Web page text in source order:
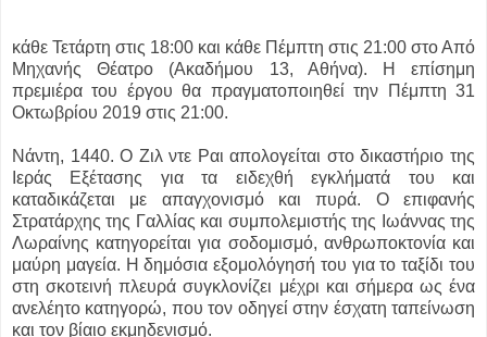
κάθε Τετάρτη στις 18:00 και κάθε Πέμπτη στις 21:00 στο Από
Μηχανής Θέατρο (Ακαδήμου 13, Αθήνα). Η επίσημη
πρεμιέρα του έργου θα πραγματοποιηθεί την Πέμπτη 31
Οκτωβρίου 2019 στις 21:00.
Νάντη, 1440. Ο Ζιλ ντε Ραι απολογείται στο δικαστήριο της
Ιεράς Εξέτασης για τα ειδεχθή εγκλήματά του και
καταδικάζεται με απαγχονισμό και πυρά. Ο επιφανής
Στρατάρχης της Γαλλίας και συμπολεμιστής της Ιωάννας της
Λωραίνης κατηγορείται για σοδομισμό, ανθρωποκτονία και
μαύρη μαγεία. Η δημόσια εξομολόγησή του για το ταξίδι του
στη σκοτεινή πλευρά συγκλονίζει μέχρι και σήμερα ως ένα
ανελέητο κατηγορώ, που τον οδηγεί στην έσχατη ταπείνωση
και τον βίαιο εκμηδενισμό.